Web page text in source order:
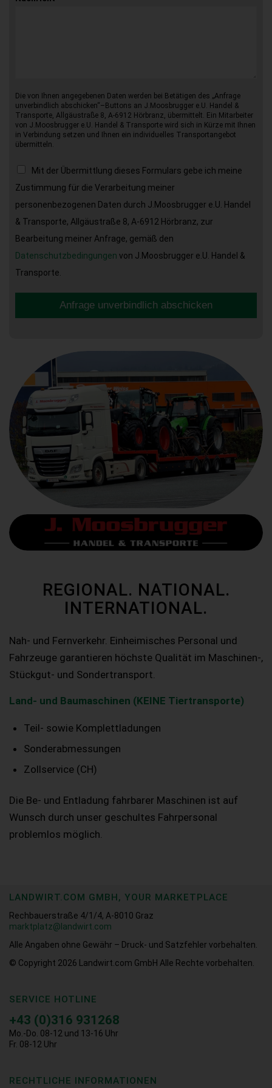
Die von Ihnen angegebenen Daten werden bei Betätigen des „Anfrage
unverbindlich abschicken“–Buttons an J.Moosbrugger e.U. Handel &
Transporte, Allgäustraße 8, A-6912 Hörbranz, übermittelt. Ein Mitarbeiter
von J.Moosbrugger e.U. Handel & Transporte wird sich in Kürze mit Ihnen
in Verbindung setzen und Ihnen ein individuelles Transportangebot
übermitteln.
Mit der Übermittlung dieses Formulars gebe ich meine
Zustimmung für die Verarbeitung meiner
personenbezogenen Daten durch J.Moosbrugger e.U. Handel
& Transporte, Allgäustraße 8, A-6912 Hörbranz, zur
Bearbeitung meiner Anfrage, gemäß den
Datenschutzbedingungen von J.Moosbrugger e.U. Handel &
Transporte.
Anfrage unverbindlich abschicken
REGIONAL. NATIONAL.
INTERNATIONAL.
Nah- und Fernverkehr. Einheimisches Personal und
Fahrzeuge garantieren höchste Qualität im Maschinen-,
Stückgut- und Sondertransport.
Land- und Baumaschinen (KEINE Tiertransporte)
Teil- sowie Komplettladungen
Sonderabmessungen
Zollservice (CH)
Die Be- und Entladung fahrbarer Maschinen ist auf
Wunsch durch unser geschultes Fahrpersonal
problemlos möglich.
LANDWIRT.COM GMBH, YOUR MARKETPLACE
Rechbauerstraße 4/1/4, A-8010 Graz
marktplatz@landwirt.com
Alle Angaben ohne Gewähr – Druck- und Satzfehler vorbehalten.
© Copyright 2026
Landwirt.com GmbH Alle Rechte vorbehalten.
SERVICE HOTLINE
+43 (0)316 931268
Mo.-Do. 08-12 und 13-16 Uhr
Fr. 08-12 Uhr
RECHTLICHE INFORMATIONEN